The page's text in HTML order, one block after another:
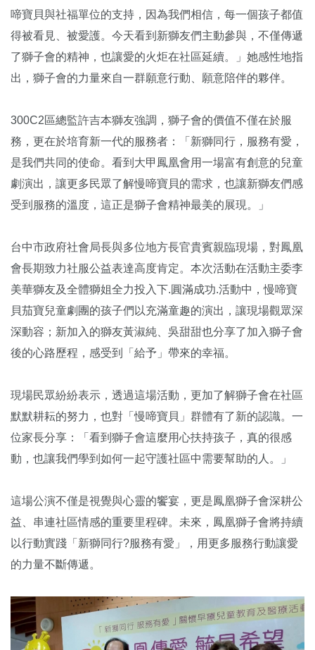
啼寶貝與社福單位的支持，因為我們相信，每一個孩子都值
得被看見、被愛護。今天看到新獅友們主動參與，不僅傳遞
了獅子會的精神，也讓愛的火炬在社區延續。」她感性地指
出，獅子會的力量來自一群願意行動、願意陪伴的夥伴。
300C2區總監許吉本獅友強調，獅子會的價值不僅在於服
務，更在於培育新一代的服務者：「新獅同行，服務有愛，
是我們共同的使命。看到大甲鳳凰會用一場富有創意的兒童
劇演出，讓更多民眾了解慢啼寶貝的需求，也讓新獅友們感
受到服務的溫度，這正是獅子會精神最美的展現。」
台中市政府社會局長與多位地方長官貴賓親臨現場，對鳳凰
會長期致力社服公益表達高度肯定。本次活動在活動主委李
美華獅友及全體獅姐全力投入下.圓滿成功.活動中，慢啼寶
貝茄寶兒童劇團的孩子們以充滿童趣的演出，讓現場觀眾深
深動容；新加入的獅友黃淑純、吳甜甜也分享了加入獅子會
後的心路歷程，感受到「給予」帶來的幸福。
現場民眾紛紛表示，透過這場活動，更加了解獅子會在社區
默默耕耘的努力，也對「慢啼寶貝」群體有了新的認識。一
位家長分享：「看到獅子會這麼用心扶持孩子，真的很感
動，也讓我們學到如何一起守護社區中需要幫助的人。」
這場公演不僅是視覺與心靈的饗宴，更是鳳凰獅子會深耕公
益、串連社區情感的重要里程碑。未來，鳳凰獅子會將持續
以行動實踐「新獅同行?服務有愛」，用更多服務行動讓愛
的力量不斷傳遞。